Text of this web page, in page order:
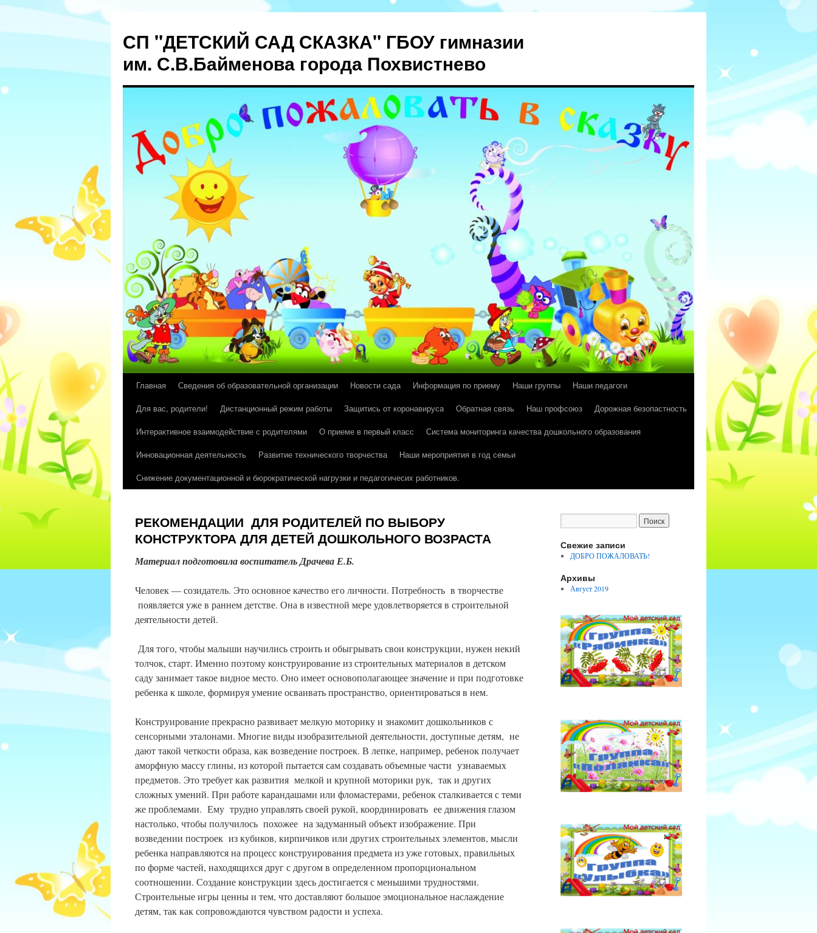
СП "ДЕТСКИЙ САД СКАЗКА" ГБОУ гимназии
им. С.В.Байменова города Похвистнево
Перейти
содержимому
Главная Сведения об образовательной организации Новости сада Информация по приему Наши группы
Наши педагоги
Для вас, родители!
Дистанционный режим работы Защитись от коронавируса Обратная связь Наш профсоюз
Дорожная безопастность
Интерактивное взаимодействие с родителями
О приеме в первый класс
Система мониторинга качества дошкольного образования
Инновационная деятельность
Развитие технического творчества
Наши мероприятия в год семьи
Снижение документационной и бюрократической нагрузки и педагогичесих работников.
РЕКОМЕНДАЦИИ ДЛЯ РОДИТЕЛЕЙ ПО ВЫБОРУ
КОНСТРУКТОРА ДЛЯ ДЕТЕЙ ДОШКОЛЬНОГО ВОЗРАСТА
Материал подготовила воспитатель Драчева Е.Б.
Человек — созидатель. Это основное качество его личности. Потребность в творчестве
появляется уже в раннем детстве. Она в известной мере удовлетворяется в строительной
деятельности детей.
Для того, чтобы малыши научились строить и обыгрывать свои конструкции, нужен некий
толчок, старт. Именно поэтому конструирование из строительных материалов в детском
саду занимает такое видное место. Оно имеет основополагающее значение и при подготовке
ребенка к школе, формируя умение осваивать пространство, ориентироваться в нем.
Конструирование прекрасно развивает мелкую моторику и знакомит дошкольников с
сенсорными эталонами. Многие виды изобразительной деятельности, доступные детям, не
дают такой четкости образа, как возведение построек. В лепке, например, ребенок получает
аморфную массу глины, из которой пытается сам создавать объемные части узнаваемых
предметов. Это требует как развития мелкой и крупной моторики рук, так и других
сложных умений. При работе карандашами или фломастерами, ребенок сталкивается с теми
же проблемами. Ему трудно управлять своей рукой, координировать ее движения глазом
настолько, чтобы получилось похожее на задуманный объект изображение. При
возведении построек из кубиков, кирпичиков или других строительных элементов, мысли
ребенка направляются на процесс конструирования предмета из уже готовых, правильных
по форме частей, находящихся друг с другом в определенном пропорциональном
соотношении. Создание конструкции здесь достигается с меньшими трудностями.
Строительные игры ценны и тем, что доставляют большое эмоциональное наслаждение
детям, так как сопровождаются чувством радости и успеха.
Свежие записи
ДОБРО ПОЖАЛОВАТЬ!
Архивы
Август 2019